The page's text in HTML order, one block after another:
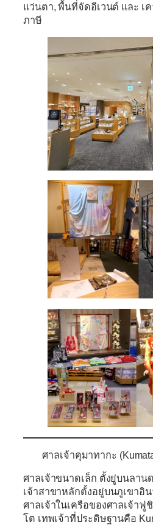
แว่นตา, พื้นที่จัดอีเวนต์ และ เ
ภาษี
ศาลเจ้าคุมาทากะ
ศาลเจ้าขนาดเล็ก ตั้งยู่บนลาน
เจ้าสาขาหลักตั้งอยู่บนภูเขาอิน
ศาลเจ้าในเครือของศาลเจ้าฟู
โต เทพเจ้าที่ประดิษฐานคือ